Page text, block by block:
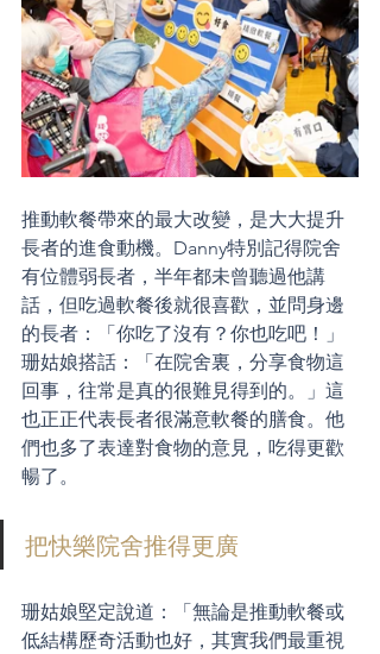
推動軟餐帶來的最大改變，是大大提升
長者的進食動機。Danny特別記得院舍
有位體弱長者，半年都未曾聽過他講
話，但吃過軟餐後就很喜歡，並問身邊
的長者：「你吃了沒有？你也吃吧！」
珊姑娘搭話：「在院舍裏，分享食物這
回事，往常是真的很難見得到的。」這
也正正代表長者很滿意軟餐的膳食。他
們也多了表達對食物的意見，吃得更歡
暢了。
把快樂院舍推得更廣
珊姑娘堅定說道：「無論是推動軟餐或
低結構歷奇活動也好，其實我們最重視